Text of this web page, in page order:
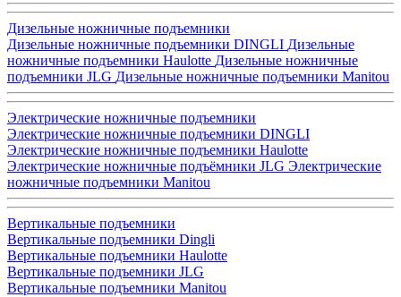
Дизельные ножничные подъемники
Дизельные ножничные подъемники DINGLI Дизельные
ножничные подъемники Haulotte Дизельные ножничные
подъемники JLG Дизельные ножничные подъемники Manitou
Электрические ножничные подъемники
Электрические ножничные подъемники DINGLI
Электрические ножничные подъемники Haulotte
Электрические ножничные подъёмники JLG Электрические
ножничные подъемники Manitou
Вертикальные подъемники
Вертикальные подъемники Dingli
Вертикальные подъемники Haulotte
Вертикальные подъемники JLG
Вертикальные подъемники Manitou